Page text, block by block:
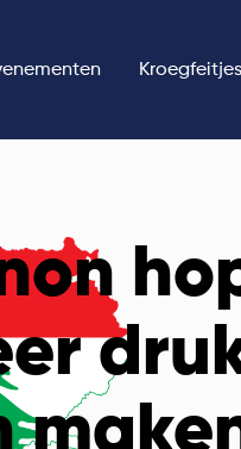
Kroegfeitjes